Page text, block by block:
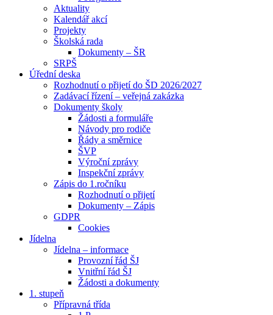
Aktuality
Kalendář akcí
Projekty
Školská rada
Dokumenty – ŠR
SRPŠ
Úřední deska
Rozhodnutí o přijetí do ŠD 2026/2027
Zadávací řízení – veřejná zakázka
Dokumenty školy
Žádosti a formuláře
Návody pro rodiče
Řády a směrnice
ŠVP
Výroční zprávy
Inspekční zprávy
Zápis do 1.ročníku
Rozhodnutí o přijetí
Dokumenty – Zápis
GDPR
Cookies
Jídelna
Jídelna – informace
Provozní řád ŠJ
Vnitřní řád ŠJ
Žádosti a dokumenty
1. stupeň
Přípravná třída